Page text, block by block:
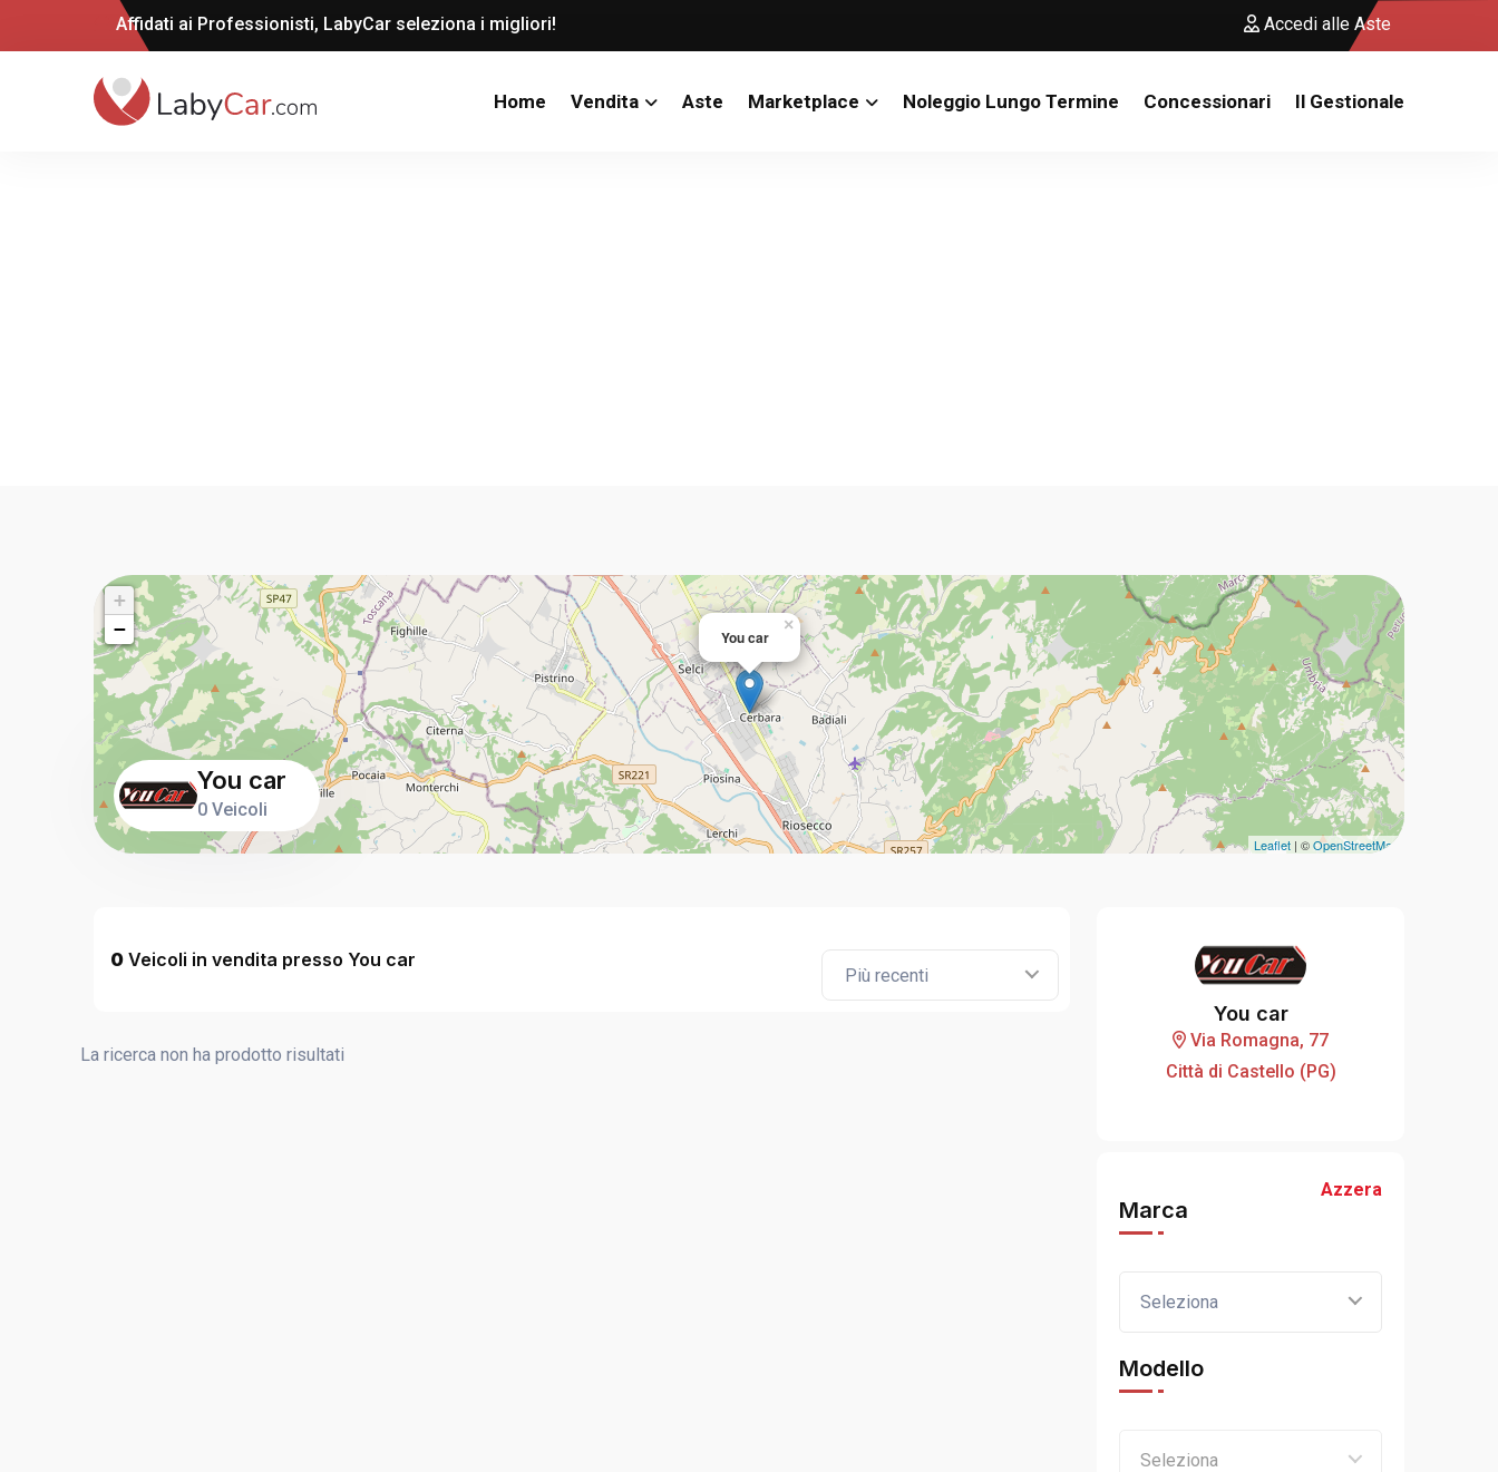
Affidati ai Professionisti, LabyCar seleziona i migliori! Accedi alle Aste
Home Vendita Aste Marketplace Noleggio Lungo Termine Concessionari Il Gestionale
You car
×
+
−
Leaflet | ©OpenStreetMap
You car
0 Veicoli
0 Veicoli in vendita presso You car
Più recenti
La ricerca non ha prodotto risultati
You car
Via Romagna, 77
Città di Castello (PG)
Azzera
Marca
Seleziona
Modello
Seleziona